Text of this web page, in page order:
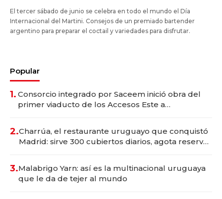
El tercer sábado de junio se celebra en todo el mundo el Día
Internacional del Martini. Consejos de un premiado bartender
argentino para preparar el coctail y variedades para disfrutar.
Popular
1. Consorcio integrado por Saceem inició obra del
primer viaducto de los Accesos Este a
2.Charrúa, el restaurante uruguayo que conquistó
Madrid: sirve 300 cubiertos diarios, agota reservas
3.Malabrigo Yarn: así es la multinacional uruguaya
que le da de tejer al mundo